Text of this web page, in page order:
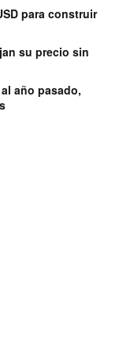
para construir
su precio sin
año pasado,